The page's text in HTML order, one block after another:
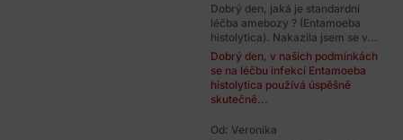
Dobrý den, jaká je standardní
léčba amebozy ? (Entamoeba
histolytica). Nakazila jsem se v...
Dobrý den, v našich podmínkách
se na léčbu infekcí Entamoeba
histolytica používá úspěšně
skutečně...
Od: Veronika